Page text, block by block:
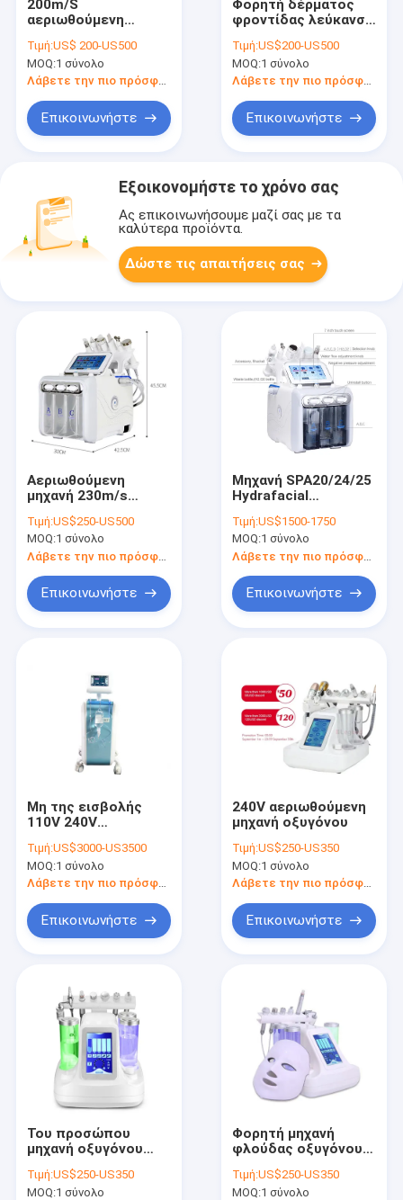
Προϊόντα
Σχετικά με εμάς
Επισκεψή εργοστασίου
200m/S
αεριωθούμενη
προσώπου μηχανών
οξυγόνου ψεκασμού
που αφαιρεί για το
Τιμή:US$ 200-US500
MOQ:1 σύνολο
Λάβετε την πιο πρόσφατη τιμή
Επικοινωνήστε
Φορητή δέρματος
φροντίδας λεύκανση
μηχανών οξυγόνου
αεριωθούμενη
Τιμή:US$200-US500
MOQ:1 σύνολο
Λάβετε την πιο πρόσφατη τιμή
Επικοινωνήστε
Εξοικονομήστε το χρόνο σας
Ας επικοινωνήσουμε μαζί σας με τα
καλύτερα προϊόντα.
Δώστε τις απαιτήσεις σας
Αεριωθούμενη
μηχανή 230m/s
110V 240V ομορφιάς
Τιμή:US$250-US500
MOQ:1 σύνολο
Λάβετε την πιο πρόσφατη τιμή
Επικοινωνήστε
Μηχανή SPA20/24/25
Hydrafacial
σκλήρυνσης
δερμάτων σημαδιών
ακμής
Τιμή:US$1500-1750
MOQ:1 σύνολο
Επικοινωνήστε
Μη της εισβολής
110V 240V
δερμάτων μηχανών
οξυγόνου
αεριωθούμενη
Τιμή:US$3000-US3500
MOQ:1 σύνολο
Λάβετε την πιο πρόσφατη τιμή
Επικοινωνήστε
240V αεριωθούμενη
μηχανή οξυγόνου
Τιμή:US$250-US350
MOQ:1 σύνολο
Λάβετε την πιο πρόσφατη τιμή
Επικοινωνήστε
Του προσώπου
μηχανή οξυγόνου
σπυρακιών
Τιμή:US$250-US350
MOQ:1 σύνολο
Φορητή μηχανή
φλούδας οξυγόνου
Τιμή:US$250-US350
MOQ:1 σύνολο